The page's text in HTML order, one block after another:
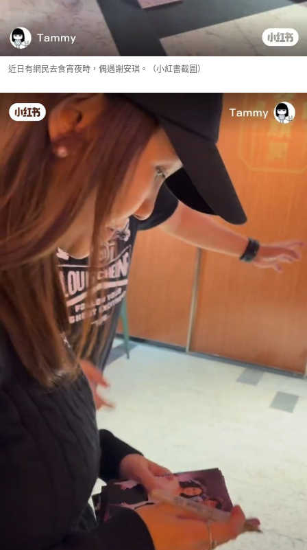
近日有網民去食宵夜時，偶遇謝安琪。（小紅書截圖）